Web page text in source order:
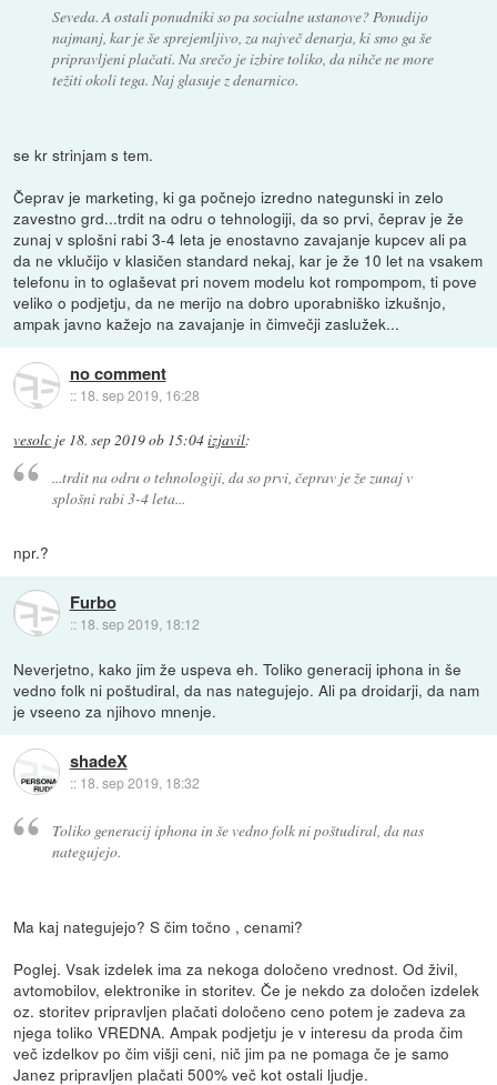
Seveda. A ostali ponudniki so pa socialne ustanove? Ponudijo
najmanj, kar je še sprejemljivo, za največ denarja, ki smo ga še
pripravljeni plačati. Na srečo je izbire toliko, da nihče ne more
težiti okoli tega. Naj glasuje z denarnico.
se kr strinjam s tem.
Čeprav je marketing, ki ga počnejo izredno nategunski in zelo
zavestno grd...trdit na odru o tehnologiji, da so prvi, čeprav je že
zunaj v splošni rabi 3-4 leta je enostavno zavajanje kupcev ali pa
da ne vklučijo v klasičen standard nekaj, kar je že 10 let na vsakem
telefonu in to oglaševat pri novem modelu kot rompompom, ti pove
veliko o podjetju, da ne merijo na dobro uporabniško izkušnjo,
ampak javno kažejo na zavajanje in čimvečji zaslužek...
no comment
:: 18. sep 2019, 16:28
vesolc je 18. sep 2019 ob 15:04izjavil:
...trdit na odru o tehnologiji, da so prvi, čeprav je že zunaj v
splošni rabi 3-4 leta...
npr.?
Furbo
:: 18. sep 2019, 18:12
Neverjetno, kako jim že uspeva eh. Toliko generacij iphona in še
vedno folk ni poštudiral, da nas nategujejo. Ali pa droidarji, da nam
je vseeno za njihovo mnenje.
shadeX
:: 18. sep 2019, 18:32
Toliko generacij iphona in še vedno folk ni poštudiral, da nas
nategujejo.
Ma kaj nategujejo? S čim točno , cenami?
Poglej. Vsak izdelek ima za nekoga določeno vrednost. Od živil,
avtomobilov, elektronike in storitev. Če je nekdo za določen izdelek
oz. storitev pripravljen plačati določeno ceno potem je zadeva za
njega toliko VREDNA. Ampak podjetju je v interesu da proda čim
več izdelkov po čim višji ceni, nič jim pa ne pomaga če je samo
Janez pripravljen plačati 500% več kot ostali ljudje.